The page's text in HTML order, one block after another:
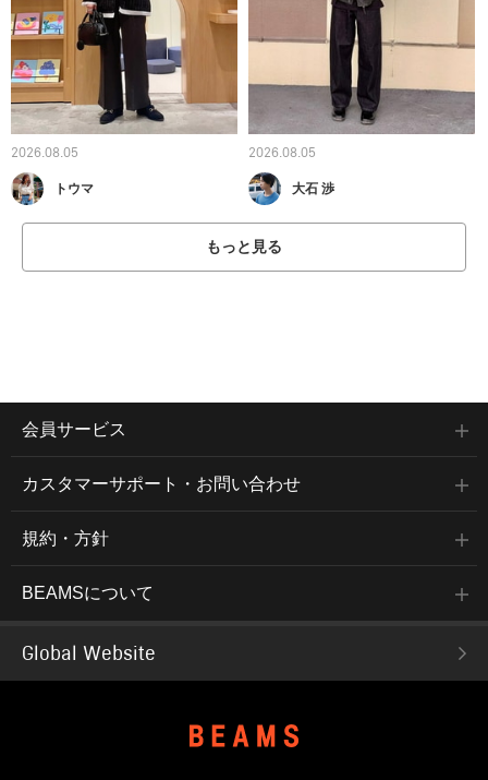
2026.08.05
トウマ
2026.08.05
大石 渉
もっと見る
会員サービス
カスタマーサポート・お問い合わせ
規約・方針
BEAMSについて
Global Website